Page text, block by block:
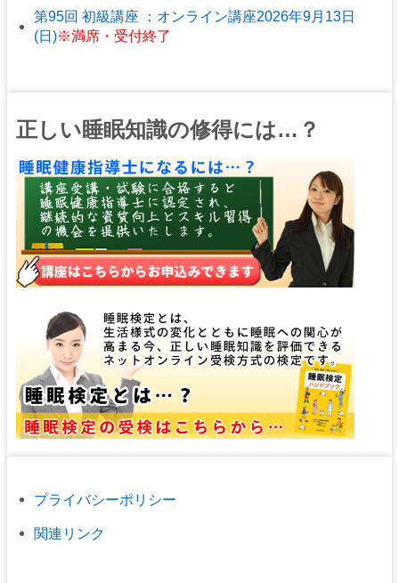
第95回 初級講座 ：オンライン講座2026年9月13日
(日)※満席・受付終了
正しい睡眠知識の修得には…？
プライバシーポリシー
関連リンク